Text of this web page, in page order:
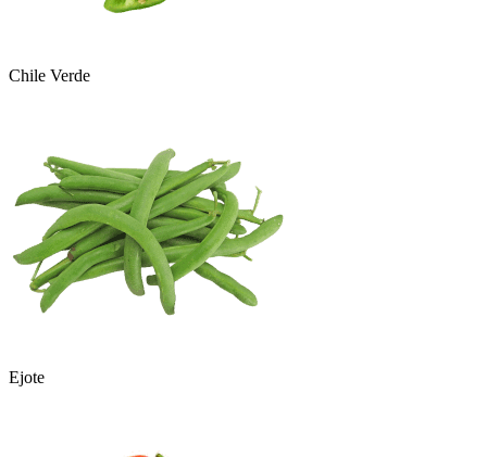
Chile Verde
Ejote